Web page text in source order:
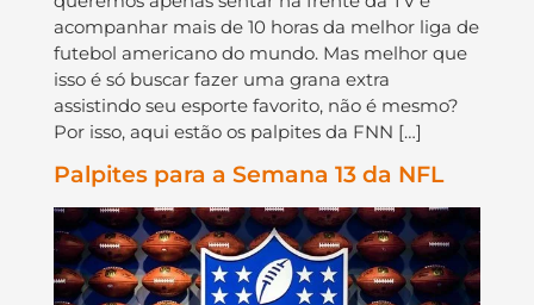
acompanhar mais de 10 horas da melhor liga de
futebol americano do mundo. Mas melhor que
isso é só buscar fazer uma grana extra
assistindo seu esporte favorito, não é mesmo?
Por isso, aqui estão os palpites da FNN […]
Palpites para a Semana 13 da NFL